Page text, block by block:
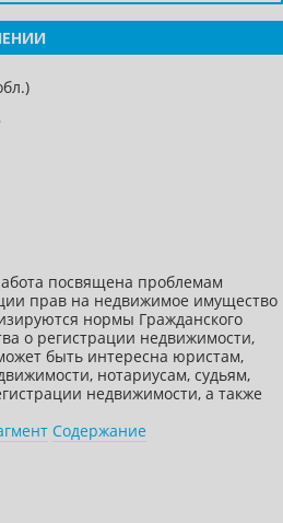
посвящена проблемам
прав на недвижимое имущество
нормы Гражданского
о регистрации недвижимости,
быть интересна юристам,
нотариусам, судьям,
недвижимости, а также
Содержание